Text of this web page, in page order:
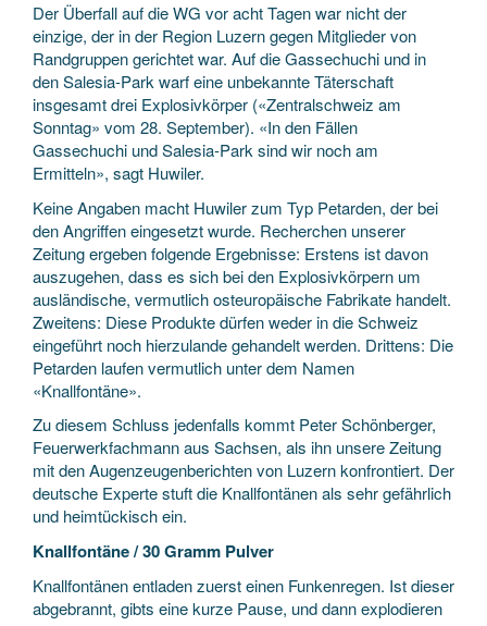
Der Überfall auf die WG vor acht Tagen war nicht der
einzige, der in der Region Luzern gegen Mitglieder von
Randgruppen gerichtet war. Auf die Gassechuchi und in
den Salesia-Park warf eine unbekannte Täterschaft
insgesamt drei Explosivkörper («Zentralschweiz am
Sonntag» vom 28. September). «In den Fällen
Gassechuchi und Salesia-Park sind wir noch am
Ermitteln», sagt Huwiler.
Keine Angaben macht Huwiler zum Typ Petarden, der bei
den Angriffen eingesetzt wurde. Recherchen unserer
Zeitung ergeben folgende Ergebnisse: Erstens ist davon
auszugehen, dass es sich bei den Explosivkörpern um
ausländische, vermutlich osteuropäische Fabrikate handelt.
Zweitens: Diese Produkte dürfen weder in die Schweiz
eingeführt noch hierzulande gehandelt werden. Drittens: Die
Petarden laufen vermutlich unter dem Namen
«Knallfontäne».
Zu diesem Schluss jedenfalls kommt Peter Schönberger,
Feuerwerkfachmann aus Sachsen, als ihn unsere Zeitung
mit den Augenzeugenberichten von Luzern konfrontiert. Der
deutsche Experte stuft die Knallfontänen als sehr gefährlich
und heimtückisch ein.
Knallfontäne / 30 Gramm Pulver
Knallfontänen entladen zuerst einen Funkenregen. Ist dieser
abgebrannt, gibts eine kurze Pause, und dann explodieren